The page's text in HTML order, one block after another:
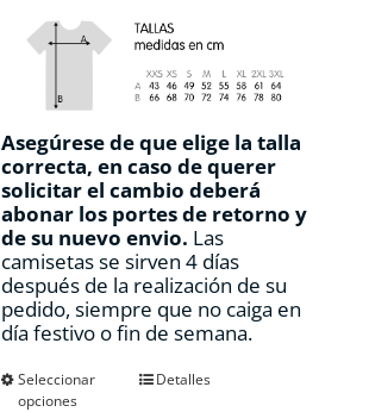
Asegúrese de que elige la talla
correcta, en caso de querer
solicitar el cambio deberá
abonar los portes de retorno y
de su nuevo envio. Las
camisetas se sirven 4 días
después de la realización de su
pedido, siempre que no caiga en
día festivo o fin de semana.
Seleccionar
opciones
EsteDetalles